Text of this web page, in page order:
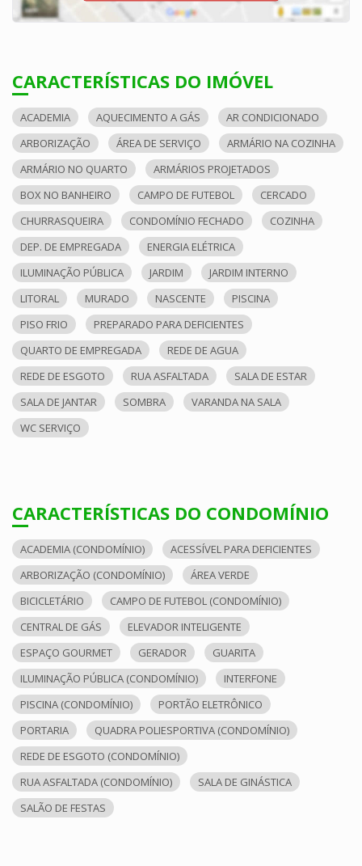
CARACTERÍSTICAS DO IMÓVEL
ACADEMIA AQUECIMENTO A GÁS
AR CONDICIONADO
ARBORIZAÇÃO
ÁREA DE SERVIÇO
ARMÁRIO NA COZINHA
ARMÁRIO NO QUARTO
ARMÁRIOS PROJETADOS
BOX NO BANHEIRO
CAMPO DE FUTEBOL
CERCADO
CHURRASQUEIRA
CONDOMÍNIO FECHADO
COZINHA
DEP. DE EMPREGADA
ENERGIA ELÉTRICA
ILUMINAÇÃO PÚBLICA
JARDIM
JARDIM INTERNO
LITORAL
MURADO NASCENTE
PISCINA
PISO FRIO
PREPARADO PARA DEFICIENTES
QUARTO DE EMPREGADA
REDE DE AGUA
REDE DE ESGOTO
RUA ASFALTADA
SALA DE ESTAR
SALA DE JANTAR
SOMBRA
VARANDA NA SALA
WC SERVIÇO
CARACTERÍSTICAS DO CONDOMÍNIO
ACADEMIA (CONDOMÍNIO)
ACESSÍVEL PARA DEFICIENTES
ARBORIZAÇÃO (CONDOMÍNIO)
ÁREA VERDE
BICICLETÁRIO
CAMPO DE FUTEBOL (CONDOMÍNIO)
CENTRAL DE GÁS
ELEVADOR INTELIGENTE
ESPAÇO GOURMET
GERADOR
GUARITA
ILUMINAÇÃO PÚBLICA (CONDOMÍNIO)
INTERFONE
PISCINA (CONDOMÍNIO)
PORTÃO ELETRÔNICO
PORTARIA
QUADRA POLIESPORTIVA (CONDOMÍNIO)
REDE DE ESGOTO (CONDOMÍNIO)
RUA ASFALTADA (CONDOMÍNIO)
SALA DE GINÁSTICA
SALÃO DE FESTAS